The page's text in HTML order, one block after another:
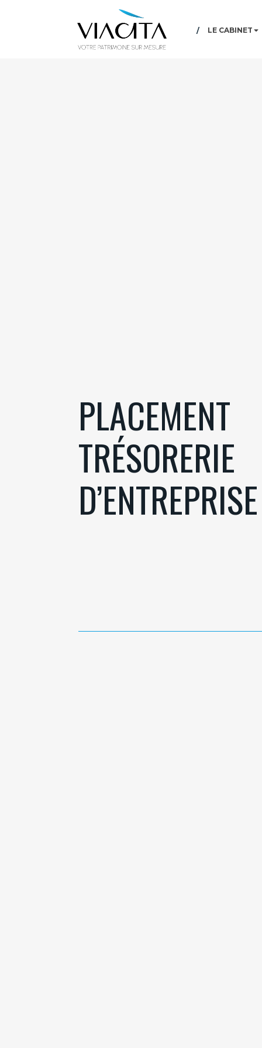
LE CABINET
PLACEMENT
TRÉSORERIE
D’ENTREPRISE